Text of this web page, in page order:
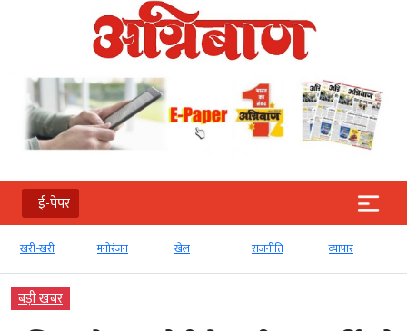
ई-पेपर
खरी-खरी मनोरंजन खेल राजनीति व्‍यापार
बड़ी खबर